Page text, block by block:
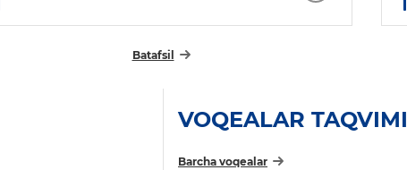
Batafsil
VOQEALAR TAQVIMI
Barcha voqealar